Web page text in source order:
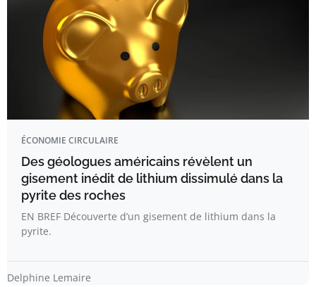
ÉCONOMIE CIRCULAIRE
Des géologues américains révèlent un
gisement inédit de lithium dissimulé dans la
pyrite des roches
EN BREF Découverte d’un gisement de lithium dans la
pyrite.
Delphine Lemaire